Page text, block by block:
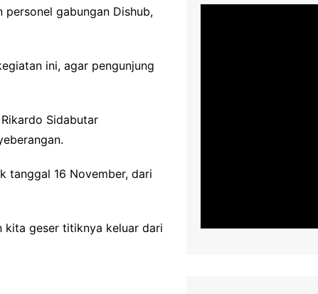
gabungan Dishub,
ini, agar pengunjung
Sidabutar
tanggal 16 November, dari
kita geser titiknya keluar dari